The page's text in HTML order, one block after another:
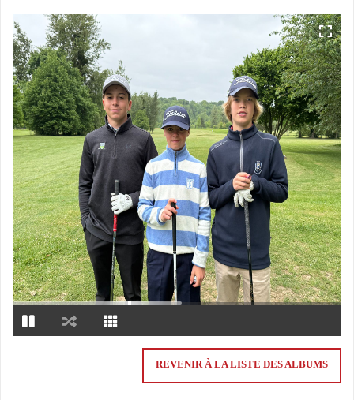
REVENIR À LA LISTE DES ALBUMS